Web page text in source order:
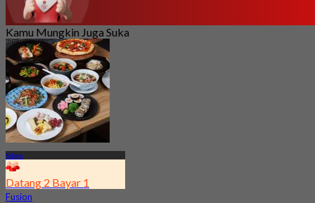
Kamu Mungkin Juga Suka
Silom
Datang 2 Bayar 1
Fusion